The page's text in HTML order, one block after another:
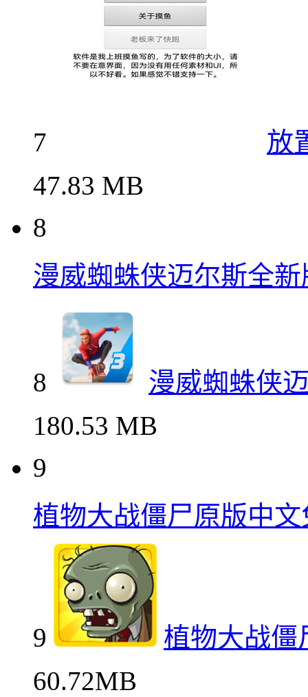
7
放
47.83 MB
8
漫威蜘蛛侠迈尔斯全
8
漫威蜘蛛侠
180.53 MB
9
植物大战僵尸原版中
9
植物大战僵
60.72MB